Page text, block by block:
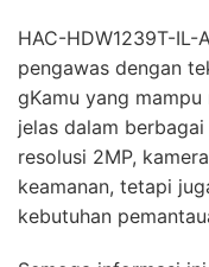
HAC-HDW1239T-IL-
pengawas dengan
gKamu yang
jelas dalam
resolusi 2MP,
keamanan, tetapi
kebutuhan